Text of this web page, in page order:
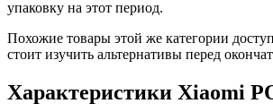
упаковку на этот период.
Похожие товары этой же категории
стоит изучить альтернативы перед
Характеристики Xiaomi